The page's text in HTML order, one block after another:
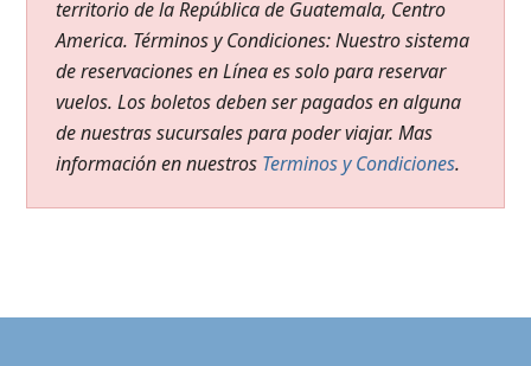
territorio de la República de Guatemala, Centro
America. Términos y Condiciones: Nuestro sistema
de reservaciones en Línea es solo para reservar
vuelos. Los boletos deben ser pagados en alguna
de nuestras sucursales para poder viajar. Mas
información en nuestros Terminos y Condiciones.